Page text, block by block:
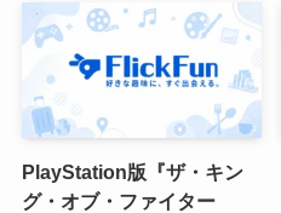
PlayStation版『ザ・キン
グ・オブ・ファイター